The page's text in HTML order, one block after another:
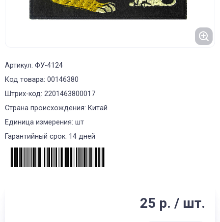
Артикул: ФУ-4124
Код товара: 00146380
Штрих-код: 2201463800017
Страна происхождения: Китай
Единица измерения: шт
Гарантийный срок: 14 дней
25 р. / шт.